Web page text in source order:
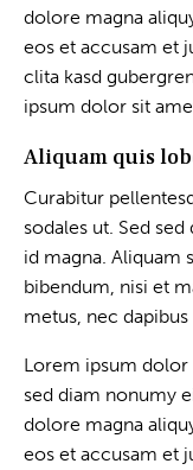
dolore magna
eos et accusam et
clita kasd
ipsum dolor sit
Aliquam quis
Curabitur
sodales ut. Sed
id magna. Aliquam
bibendum, nisi et
metus, nec dapibus
Lorem ipsum dolor
sed diam nonumy
dolore magna
eos et accusam et